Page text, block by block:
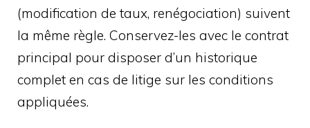
(modification de taux, renégociation) suivent
la même règle. Conservez-les avec le contrat
principal pour disposer d’un historique
complet en cas de litige sur les conditions
appliquées.